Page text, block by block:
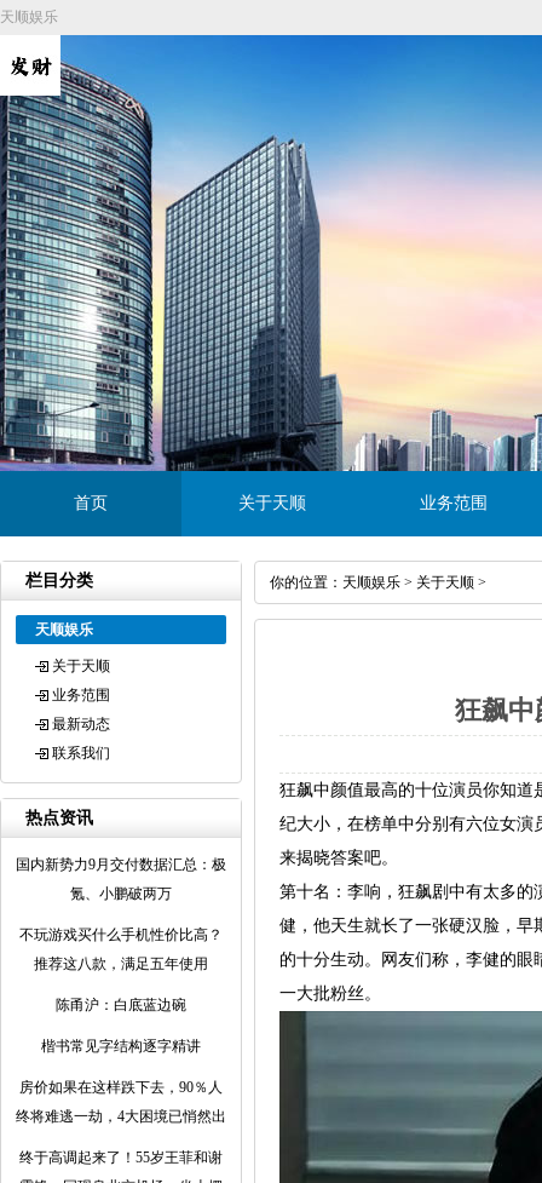
天顺娱乐
首页 关于天顺 业务范围
栏目分类
天顺娱乐
关于天顺
业务范围
最新动态
联系我们
热点资讯
国内新势力9月交付数据汇总：极
氪、小鹏破两万
不玩游戏买什么手机性价比高？
推荐这八款，满足五年使用
陈甬沪：白底蓝边碗
楷书常见字结构逐字精讲
房价如果在这样跌下去，90％人
终将难逃一劫，4大困境已悄然出
终于高调起来了！55岁王菲和谢
你的位置： 天顺娱乐 > 关于天顺 >
狂飙中
狂飙中颜值最高的十位演员你知
纪大小，在榜单中分别有六位女
来揭晓答案吧。
第十名：李响，狂飙剧中有太多
健，他天生就长了一张硬汉脸，
的十分生动。网友们称，李健的
一大批粉丝。